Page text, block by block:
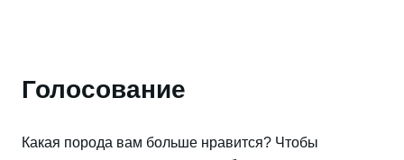
Голосование
Какая порода вам больше нравится? Чтобы